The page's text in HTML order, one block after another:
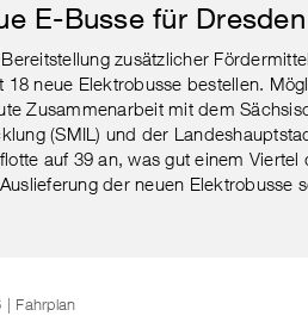
E-Busse für Dresden
zusätzlicher
18 neue Elektrobusse bestellen.
Zusammenarbeit mit dem
(SMIL) und der
auf 39 an, was gut einem Viertel
der neuen Elektrobusse
| Fahrplan